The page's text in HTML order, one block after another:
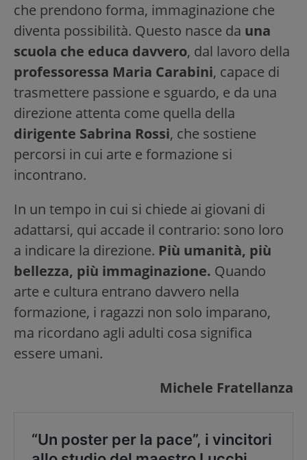
che prendono forma, immaginazione che
diventa possibilità. Questo nasce da una
scuola che educa davvero, dal lavoro della
professoressa Maria Carabini, capace di
trasmettere passione e sguardo, e da una
direzione attenta come quella della
dirigente Sabrina Rossi, che sostiene
percorsi in cui arte e formazione si
incontrano.
In un tempo in cui si chiede ai giovani di
adattarsi, qui accade il contrario: sono loro
a indicare la direzione. Più umanità, più
bellezza, più immaginazione. Quando
arte e cultura entrano davvero nella
formazione, i ragazzi non solo imparano,
ma ricordano agli adulti cosa significa
essere umani.
Michele Fratellanza